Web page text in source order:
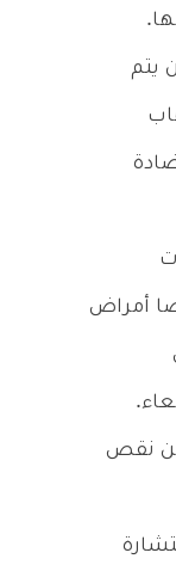
يتم
أمراض
من نقص